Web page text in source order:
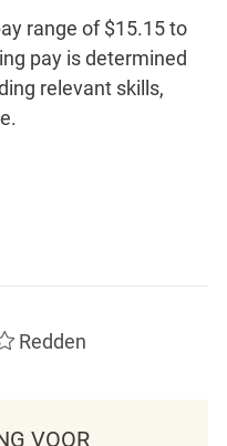
range of $15.15 to
pay is determined
relevant skills,
Redden
VOOR